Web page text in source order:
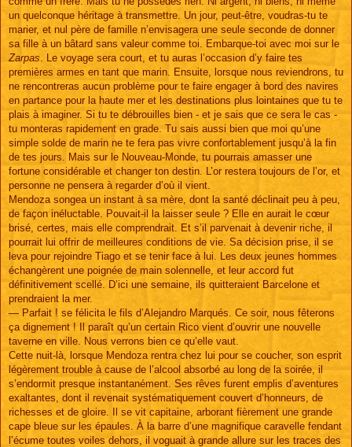
un quelconque héritage à transmettre. Un jour, peut-être, voudras-tu te
marier, et nul père de famille n’envisagera une seule seconde de donner
sa fille à un bâtard sans valeur comme toi. Embarque-toi avec moi sur le
Zarpas . Le voyage sera court, et tu auras l’occasion d’y faire tes
premières armes en tant que marin. Ensuite, lorsque nous reviendrons, tu
ne rencontreras aucun problème pour te faire engager à bord des navires
en partance pour la haute mer et les destinations plus lointaines que tu te
plais à imaginer. Si tu te débrouilles bien - et je sais que ce sera le cas -
tu monteras rapidement en grade. Tu sais aussi bien que moi qu’une
simple solde de marin ne te fera pas vivre confortablement jusqu’à la fin
de tes jours. Mais sur le Nouveau-Monde, tu pourrais amasser une
fortune considérable et changer ton destin. L’or restera toujours de l’or, et
personne ne pensera à regarder d’où il vient.
Mendoza songea un instant à sa mère, dont la santé déclinait peu à peu,
de façon inéluctable. Pouvait-il la laisser seule ? Elle en aurait le cœur
brisé, certes, mais elle comprendrait. Et s’il parvenait à devenir riche, il
pourrait lui offrir de meilleures conditions de vie. Sa décision prise, il se
leva pour rejoindre Tiago et se tenir face à lui. Les deux jeunes hommes
échangèrent une poignée de main solennelle, et leur accord fut
définitivement scellé. D’ici une semaine, ils quitteraient Barcelone et
prendraient la mer.
— Parfait ! se félicita le fils d’Alejandro Marqués. Ce soir, nous fêterons
ça dignement ! Il paraît qu’un certain Rico vient d’ouvrir une nouvelle
taverne en ville. Nous verrons bien ce qu’elle vaut.
Cette nuit-là, lorsque Mendoza rentra chez lui pour se coucher, son esprit
légèrement trouble à cause de l’alcool absorbé au long de la soirée, il
s’endormit presque instantanément. Ses rêves furent emplis d’aventures
exaltantes, dont il revenait systématiquement couvert d’honneurs, de
richesses et de gloire. Il se vit capitaine, arborant fièrement une grande
cape bleue sur les épaules. À la barre d’une magnifique caravelle fendant
l’écume toutes voiles dehors, il voguait à grande allure sur les traces des